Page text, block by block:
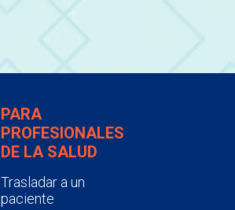
PARA
PROFESIONALES
DE LA SALUD
Trasladar a un
paciente